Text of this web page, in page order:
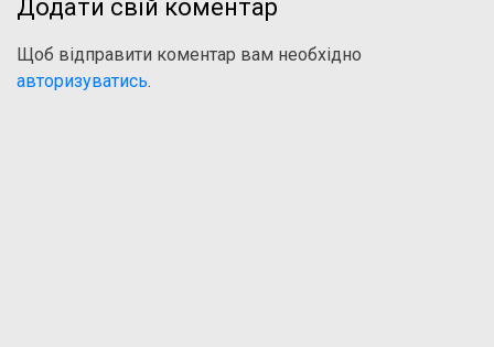
Додати свій коментар
Щоб відправити коментар вам необхідно
авторизуватись.